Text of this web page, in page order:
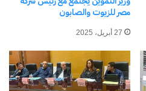
مصر للزيوت والصابون
27 أبريل، 2025